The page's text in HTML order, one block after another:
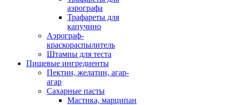
аэрографа
Трафареты для
капучино
Аэрограф-
краскораспылитель
Штампы для теста
Пищевые ингредиенты
Пектин, желатин, агар-
агар
Сахарные пасты
Мастика, марципан